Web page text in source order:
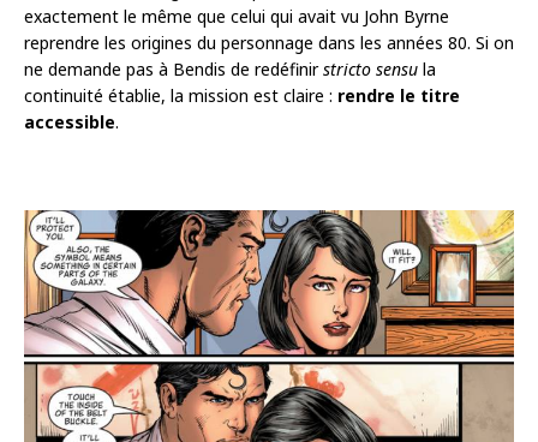
exactement le même que celui qui avait vu John Byrne
reprendre les origines du personnage dans les années 80. Si on
ne demande pas à Bendis de redéfinirstricto sensu la
continuité établie, la mission est claire : rendre le titre
accessible.